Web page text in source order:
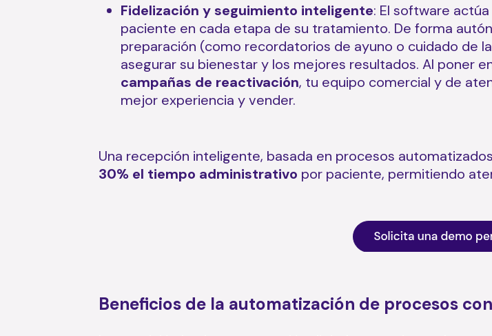
Fidelización y seguimiento inteligente: El software
paciente en cada etapa de su tratamiento. De forma
preparación (como recordatorios de ayuno o cuidado de
asegurar su bienestar y los mejores resultados. Al poner
campañas de reactivación, tu equipo comercial y de
mejor experiencia y vender.
Una recepción inteligente, basada en procesos
30% el tiempo administrativo por paciente, permitiendo
Beneficios de la automatización de procesos